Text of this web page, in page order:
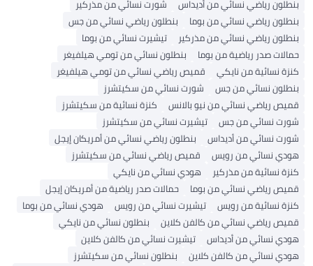
بنطلون رياضي نسائي من أديداس
شورت نسائي من مذركير
بنطلون رياضي نسائي من بوما
بنطلون رياضي نسائي من جس
بنطلون رياضي نسائي من مذركير
تيشيرت نسائي من بوما
حمالات صدر رياضية من بوما
بنطلون نسائي من تومي هيلفيغر
كنزة نسائية من نايكي
قميص رياضي نسائي من تومي هيلفيغر
بنطلون نسائي من جس
شورت نسائي من سكيتشرز
قميص رياضي نسائي من نيو بالانس
كنزة نسائية من سكيتشرز
شورت نسائي من جس
تيشيرت نسائي من سكيتشرز
شورت نسائي من أديداس
بنطلون رياضي نسائي من أمريكان إيجل
هودي نسائي من رويس
قميص رياضي نسائي من سكيتشرز
كنزة نسائية من مذركير
هودي نسائي من نايكي
قميص رياضي نسائي من بوما
حمالات صدر رياضية من أمريكان إيجل
كنزة نسائية من رويس
تيشيرت نسائي من رويس
هودي نسائي من بوما
قميص رياضي نسائي من كالفن كلاين
بنطلون نسائي من نايكي
هودي نسائي من أديداس
تيشيرت نسائي من كالفن كلاين
هودي نسائي من كالفن كلاين
بنطلون نسائي من سكيتشرز